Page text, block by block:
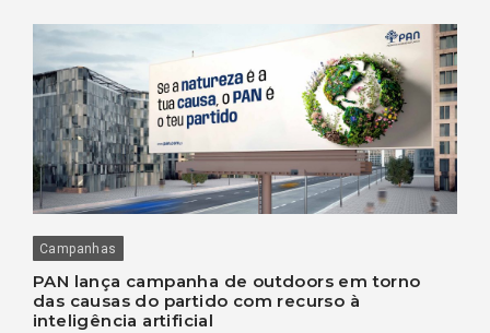
Campanhas
PAN lança campanha de outdoors em torno
das causas do partido com recurso à
inteligência artificial